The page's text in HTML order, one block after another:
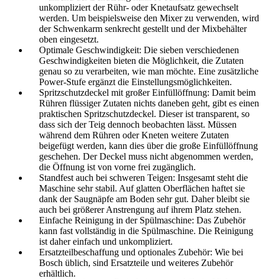
unkompliziert der Rühr- oder Knetaufsatz gewechselt
werden. Um beispielsweise den Mixer zu verwenden, wird
der Schwenkarm senkrecht gestellt und der Mixbehälter
oben eingesetzt.
Optimale Geschwindigkeit: Die sieben verschiedenen
Geschwindigkeiten bieten die Möglichkeit, die Zutaten
genau so zu verarbeiten, wie man möchte. Eine zusätzliche
Power-Stufe ergänzt die Einstellungsmöglichkeiten.
Spritzschutzdeckel mit großer Einfüllöffnung: Damit beim
Rühren flüssiger Zutaten nichts daneben geht, gibt es einen
praktischen Spritzschutzdeckel. Dieser ist transparent, so
dass sich der Teig dennoch beobachten lässt. Müssen
während dem Rühren oder Kneten weitere Zutaten
beigefügt werden, kann dies über die große Einfüllöffnung
geschehen. Der Deckel muss nicht abgenommen werden,
die Öffnung ist von vorne frei zugänglich.
Standfest auch bei schweren Teigen: Insgesamt steht die
Maschine sehr stabil. Auf glatten Oberflächen haftet sie
dank der Saugnäpfe am Boden sehr gut. Daher bleibt sie
auch bei größerer Anstrengung auf ihrem Platz stehen.
Einfache Reinigung in der Spülmaschine: Das Zubehör
kann fast vollständig in die Spülmaschine. Die Reinigung
ist daher einfach und unkompliziert.
Ersatzteilbeschaffung und optionales Zubehör: Wie bei
Bosch üblich, sind Ersatzteile und weiteres Zubehör
erhältlich.